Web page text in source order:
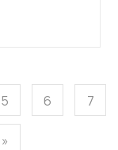
5 6 7
»